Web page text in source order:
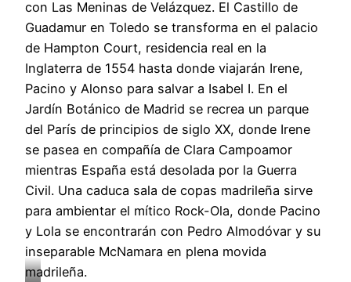
con Las Meninas de Velázquez. El Castillo de
Guadamur en Toledo se transforma en el palacio
de Hampton Court, residencia real en la
Inglaterra de 1554 hasta donde viajarán Irene,
Pacino y Alonso para salvar a Isabel I. En el
Jardín Botánico de Madrid se recrea un parque
del París de principios de siglo XX, donde Irene
se pasea en compañía de Clara Campoamor
mientras España está desolada por la Guerra
Civil. Una caduca sala de copas madrileña sirve
para ambientar el mítico Rock-Ola, donde Pacino
y Lola se encontrarán con Pedro Almodóvar y su
inseparable McNamara en plena movida
madrileña.